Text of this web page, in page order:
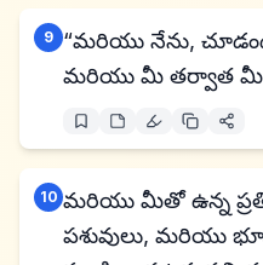
9 “మరియు నేను,
మరియు మీ తర్వాత మీ
10 మరియు మీతో ఉన్న ప్రతి
పశువులు, మరియు